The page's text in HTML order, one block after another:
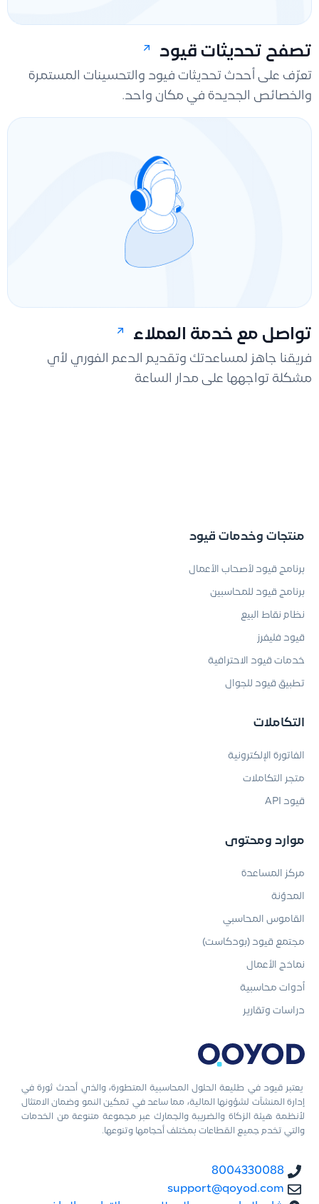
تصفح تحديثات قيود
تعرّف على أحدث تحديثات فيود والتحسينات المستمرة
والخصائص الجديدة في مكان واحد.
تواصل مع خدمة العملاء
فريقنا جاهز لمساعدتك وتقديم الدعم الفوري لأي
مشكلة تواجهها على مدار الساعة
يعتبر قيود في طليعة الحلول المحاسبية المتطورة، والذي أحدث ثورة في
إدارة المنشآت لشؤونها المالية، مما ساعد في تمكين النمو وضمان الامتثال
لأنظمة هيئة الزكاة والضريبة والجمارك عبر مجموعة متنوعة من الخدمات
والتي تخدم جميع القطاعات بمختلف أحجامها وتنوعها.
8004330088
support@qoyod.com
منتجات وخدمات قيود
برنامج قيود لأصحاب الأعمال
برنامج قيود للمحاسبين
نظام نقاط البيع
قيود فليفرز
خدمات قيود الاحترافية
تطبيق قيود للجوال
التكاملات
الفاتورة الإلكترونية
متجر التكاملات
قيود API
موارد ومحتوى
مركز المساعدة
المدوّنة
القاموس المحاسبي
مجتمع قيود (بودكاست)
نماذج الأعمال
أدوات محاسبية
دراسات وتقارير